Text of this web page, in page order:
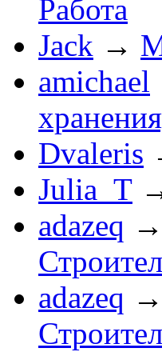
Работа
Jack →
amichael
Dvaleris
Julia_T
adazeq →
adazeq →